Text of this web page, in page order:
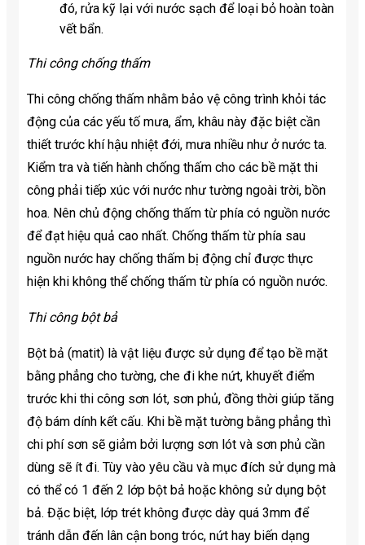
đó, rửa kỹ lại với nước sạch để loại bỏ hoàn toàn
vết bẩn.
Thi công chống thấm
Thi công chống thấm nhằm bảo vệ công trình khỏi tác
động của các yếu tố mưa, ẩm, khâu này đặc biệt cần
thiết trước khí hậu nhiệt đới, mưa nhiều như ở nước ta.
Kiểm tra và tiến hành chống thấm cho các bề mặt thi
công phải tiếp xúc với nước như tường ngoài trời, bồn
hoa. Nên chủ động chống thấm từ phía có nguồn nước
để đạt hiệu quả cao nhất. Chống thấm từ phía sau
nguồn nước hay chống thấm bị động chỉ được thực
hiện khi không thể chống thấm từ phía có nguồn nước.
Thi công bột bả
Bột bả (matit) là vật liệu được sử dụng để tạo bề mặt
bằng phẳng cho tường, che đi khe nứt, khuyết điểm
trước khi thi công sơn lót, sơn phủ, đồng thời giúp tăng
độ bám dính kết cấu. Khi bề mặt tường bằng phẳng thì
chi phí sơn sẽ giảm bởi lượng sơn lót và sơn phủ cần
dùng sẽ ít đi. Tùy vào yêu cầu và mục đích sử dụng mà
có thể có 1 đến 2 lớp bột bả hoặc không sử dụng bột
bả. Đặc biệt, lớp trét không được dày quá 3mm để
tránh dẫn đến lân cận bong tróc, nứt hay biến dạng